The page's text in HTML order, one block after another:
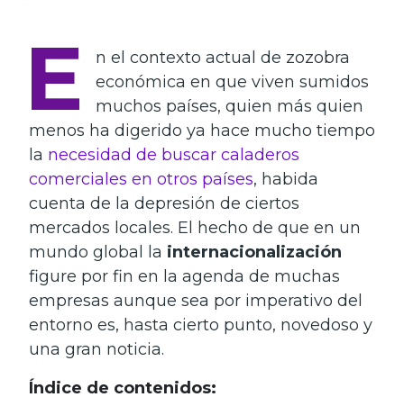
E
n el contexto actual de zozobra
económica en que viven sumidos
muchos países, quien más quien
menos ha digerido ya hace mucho tiempo
la necesidad de buscar caladeros
comerciales en otros países, habida
cuenta de la depresión de ciertos
mercados locales. El hecho de que en un
mundo global la internacionalización
figure por fin en la agenda de muchas
empresas aunque sea por imperativo del
entorno es, hasta cierto punto, novedoso y
una gran noticia.
Índice de contenidos: